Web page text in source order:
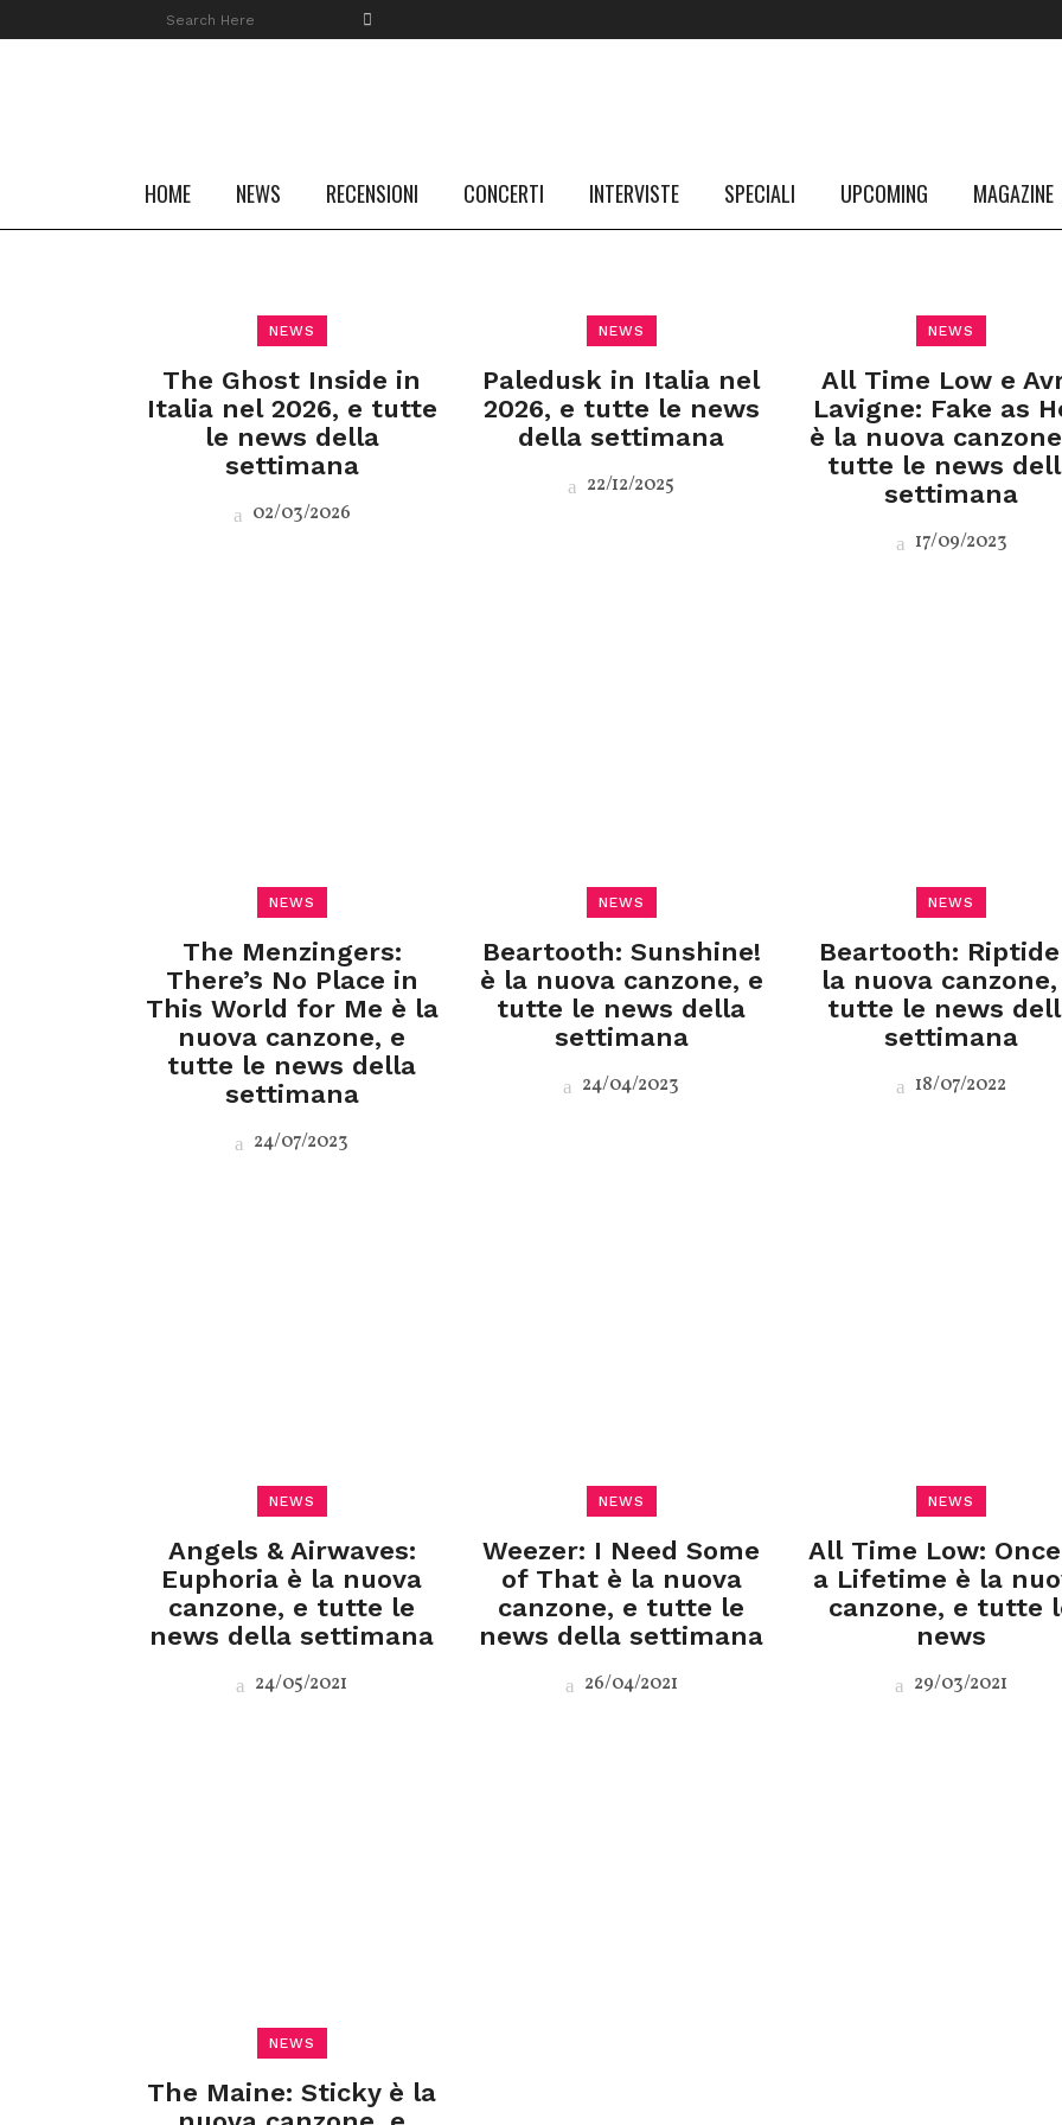
HOME NEWS RECENSIONI CONCERTI INTERVISTE SPECIALI UPCOMING MAGAZINE
NEWS
The Ghost Inside in
Italia nel 2026, e tutte
le news della
settimana
02/03/2026
NEWS
Paledusk in Italia nel
2026, e tutte le news
della settimana
22/12/2025
NEWS
All Time Low e
Lavigne: Fake as
è la nuova
tutte le news
settimana
17/09/2023
NEWS
The Menzingers:
There’s No Place in
This World for Me è la
nuova canzone, e
tutte le news della
settimana
24/07/2023
NEWS
Beartooth: Sunshine!
è la nuova canzone, e
tutte le news della
settimana
24/04/2023
NEWS
Beartooth:
la nuova
tutte le news
settimana
18/07/2022
NEWS
Angels & Airwaves:
Euphoria è la nuova
canzone, e tutte le
news della settimana
24/05/2021
NEWS
Weezer: I Need Some
of That è la nuova
canzone, e tutte le
news della settimana
26/04/2021
NEWS
All Time Low:
a Lifetime è la
canzone, e tutte
news
29/03/2021
NEWS
The Maine: Sticky è la